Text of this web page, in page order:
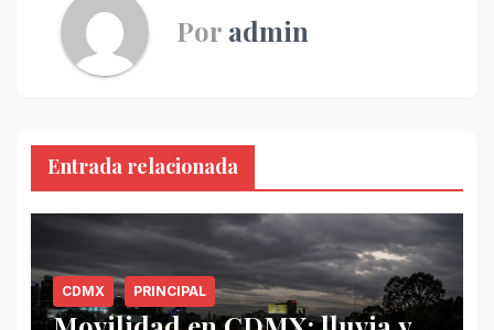
Por admin
Entrada relacionada
CDMX PRINCIPAL